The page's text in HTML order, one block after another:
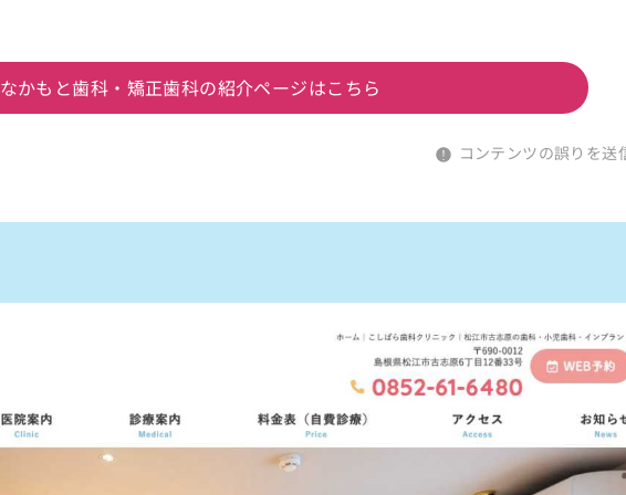
なかもと歯科・矯正歯科の紹介ページはこちら
コンテンツの誤りを送